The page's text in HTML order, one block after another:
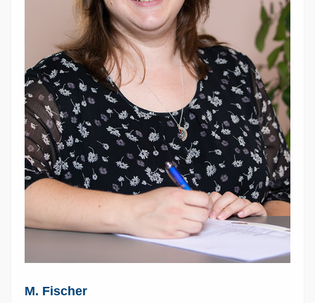
M. Fischer